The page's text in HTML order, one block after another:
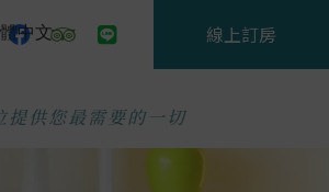
中文 線上訂房
提供您最需要的一切